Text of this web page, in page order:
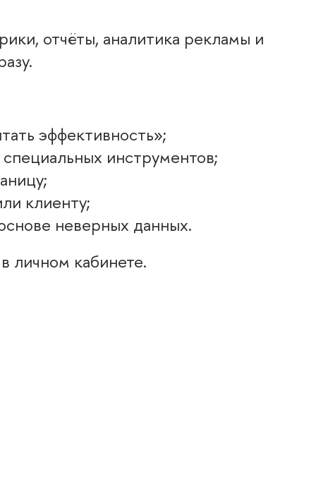
отчёты, аналитика рекламы и
эффективность»;
инструментов;
клиенту;
неверных данных.
личном кабинете.